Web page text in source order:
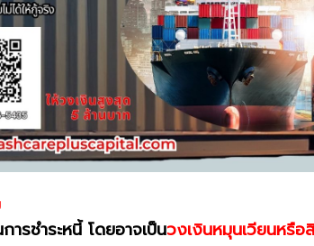
รชำระหนี้ โดยอาจเป็นวงเงินหมุนเวียนหรือ